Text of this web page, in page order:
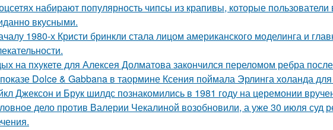
набирают популярность чипсы из крапивы, которые
вкусными.
1980-х Кристи бринкли стала лицом американского моделинга и
на пхукете для Алексея Долматова закончился переломом ребра
Dolce & Gabbana в таормине Ксения поймала Эрлинга холанда для
Джексон и Брук шилдс познакомились в 1981 году на церемонии
дело против Валерии Чекалиной возобновили, а уже 30 июля суд